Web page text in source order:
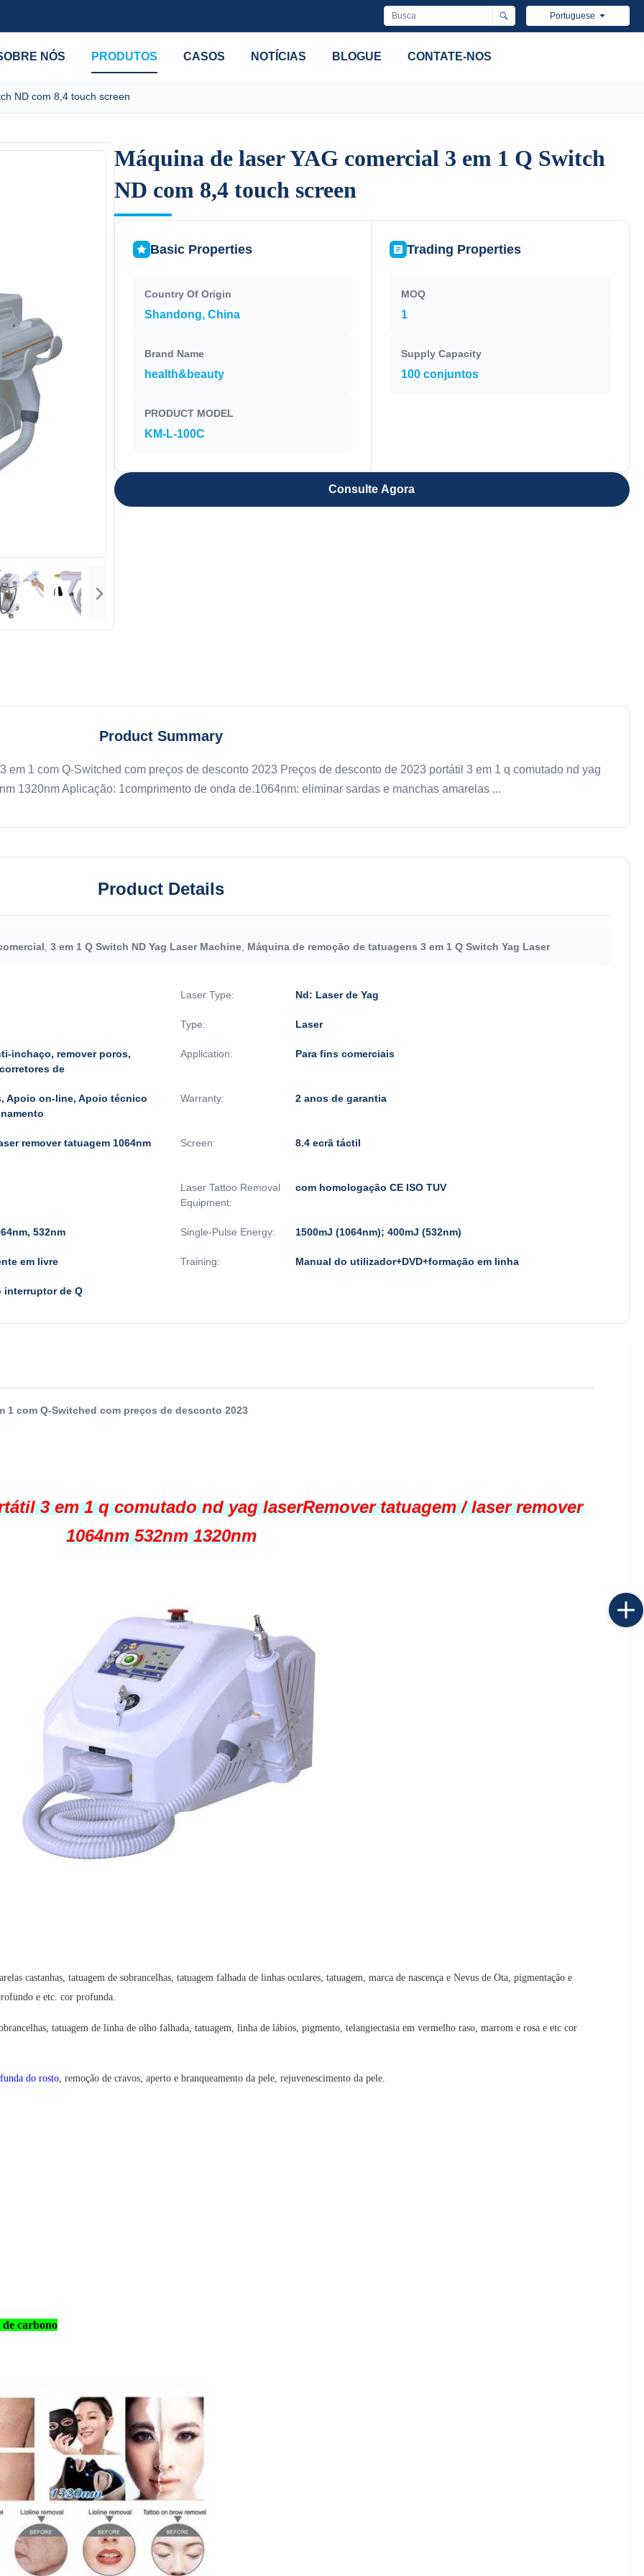
Portuguese
NÓS PRODUTOS CASOS NOTÍCIAS BLOGUE CONTATE-NOS
ND com 8,4 touch screen
Máquina de laser YAG comercial 3 em 1 Q Switch
ND com 8,4 touch screen
Máquina de laser YAG comercial 3 em 1 Q Switch
ND com 8,4 touch screen
Basic Properties
Country Of Origin
Shandong, China
Brand Name
health&beauty
PRODUCT MODEL
KM-L-100C
Trading Properties
MOQ
1
Supply Capacity
100 conjuntos
Consulte Agora
Product Summary
em 1 com Q-Switched com preços de desconto 2023 Preços de desconto de 2023 portátil 3 em 1 q comutado nd yag
1320nm Aplicação: 1comprimento de onda de.1064nm: eliminar sardas e manchas amarelas ...
Product Details
3 em 1 Q Switch ND Yag Laser Machine, Máquina de remoção de tatuagens 3 em 1 Q Switch Yag Laser
Laser Type: Nd: Laser de Yag
Type: Laser
inchaço, remover poros,
de
Application: Para fins comerciais
Apoio on-line, Apoio técnico
Warranty: 2 anos de garantia
remover tatuagem 1064nm
Screen: 8.4 ecrã táctil
Laser Tattoo Removal
Equipment:
com homologação CE ISO TUV
532nm Single-Pulse Energy: 1500mJ (1064nm); 400mJ (532nm)
em livre Training: Manual do utilizador+DVD+formação em linha
interruptor de Q
1 com Q-Switched com preços de desconto 2023
3 em 1 q comutado nd yag laserRemover tatuagem / laser remover
1064nm 532nm 1320nm
castanhas, tatuagem de sobrancelhas, tatuagem falhada de linhas oculares, tatuagem, marca de nascença e Nevus de Ota, pigmentação e
e etc. cor profunda.
tatuagem de linha de olho falhada, tatuagem, linha de lábios, pigmento, telangiectasia em vermelho raso, marrom e rosa e etc cor
do rosto , remoção de cravos, aperto e branqueamento da pele, rejuvenescimento da pele.
de carbono